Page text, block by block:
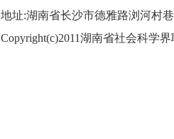
地址:湖南省长沙市德雅路浏河村
Copyright(c)2011湖南省社会科学